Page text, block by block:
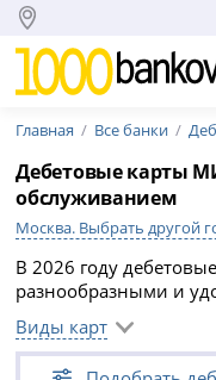
Главная Все банки
Дебетовые карты
обслуживанием
Москва. Выбрать другой
В 2026 году
разнообразными и
множество тарифов
варианты с кэшбэком,
остаток и
Виды карт